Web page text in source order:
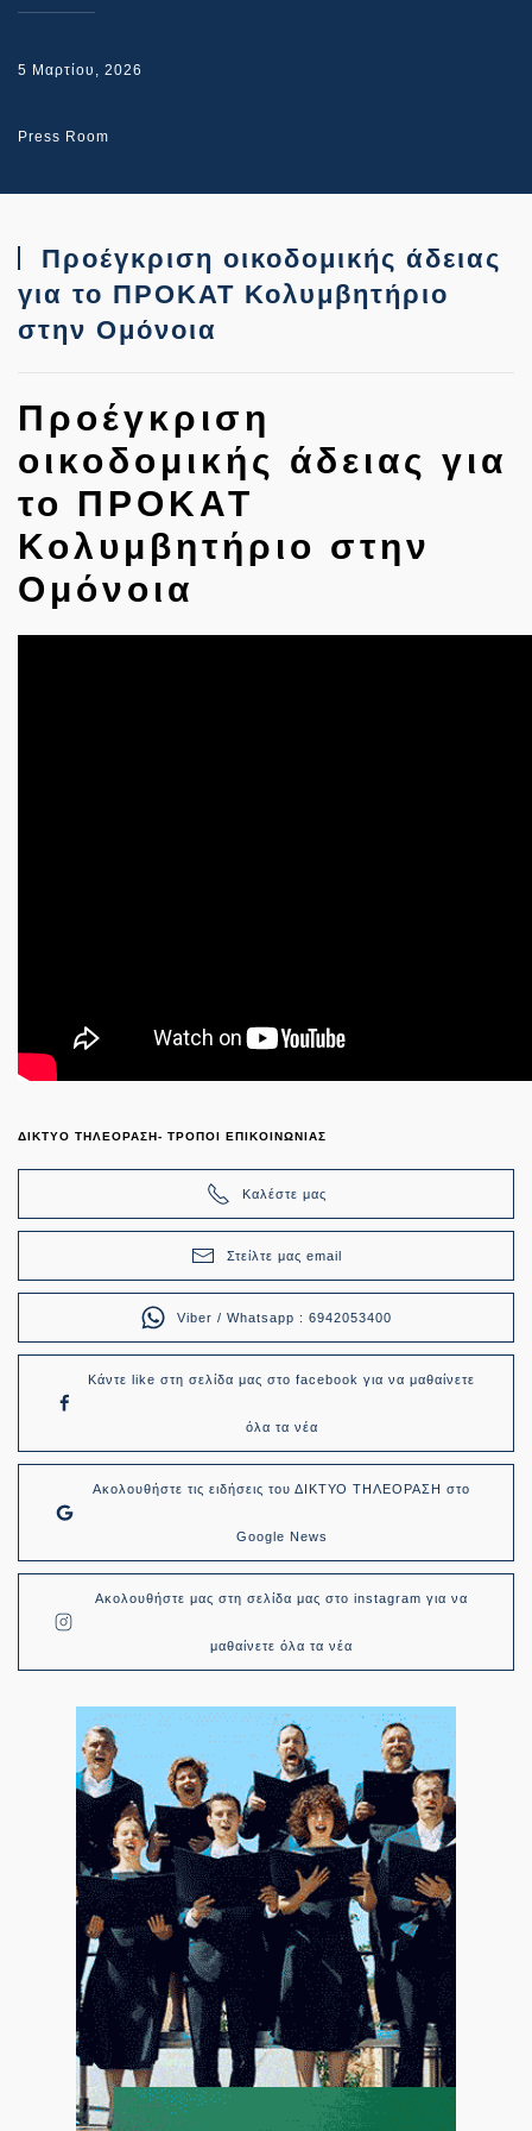
5 Μαρτίου, 2026
Press Room
Προέγκριση οικοδομικής άδειας
για το ΠΡΟΚΑΤ Κολυμβητήριο
στην Ομόνοια
Προέγκριση
οικοδομικής άδειας για
το ΠΡΟΚΑΤ
Κολυμβητήριο στην
Ομόνοια
ΔΙΚΤΥΟ ΤΗΛΕΟΡΑΣΗ- ΤΡΟΠΟΙ ΕΠΙΚΟΙΝΩΝΙΑΣ
Καλέστε μας
Στείλτε μας email
Viber / Whatsapp : 6942053400
Κάντε like στη σελίδα μας στο facebook για να μαθαίνετε
όλα τα νέα
Ακολουθήστε τις ειδήσεις του ΔΙΚΤΥΟ ΤΗΛΕΟΡΑΣΗ στο
Google News
Ακολουθήστε μας στη σελίδα μας στο instagram για να
μαθαίνετε όλα τα νέα